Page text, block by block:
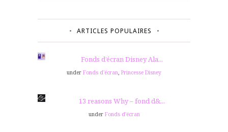
ARTICLES POPULAIRES
Fonds d’écran Disney Ala...
under Fonds d'écran, Princesse Disney
13 reasons Why – fond d&...
under Fonds d'écran